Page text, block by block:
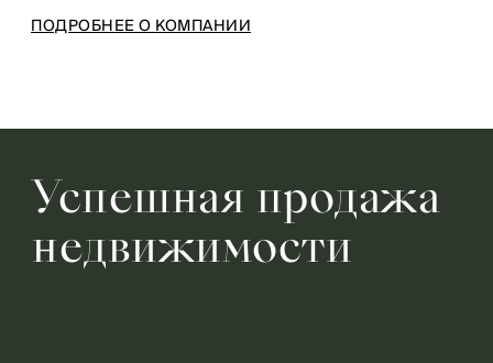
ПОДРОБНЕЕ О КОМПАНИИ
Успешная продажа
недвижимости